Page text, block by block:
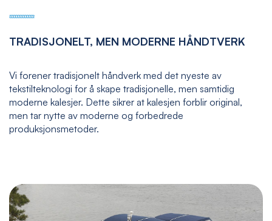
TRADISJONELT, MEN MODERNE HÅNDTVERK
Vi forener tradisjonelt håndverk med det nyeste av
tekstilteknologi for å skape tradisjonelle, men samtidig
moderne kalesjer. Dette sikrer at kalesjen forblir original,
men tar nytte av moderne og forbedrede
produksjonsmetoder.